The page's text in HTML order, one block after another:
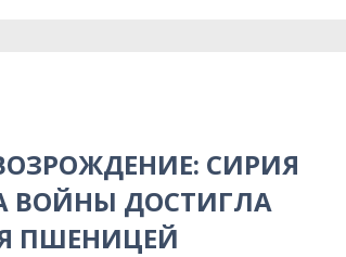
СИРИЯ
ВОЙНЫ ДОСТИГЛА
ПШЕНИЦЕЙ